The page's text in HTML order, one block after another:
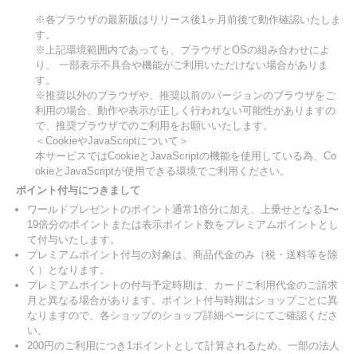
※各ブラウザの最新版はリリース後1ヶ月前後で動作確認いたしま
す。
※上記環境範囲内であっても、ブラウザとOSの組み合わせによ
り、 一部表示不具合や機能がご利用いただけない場合がありま
す。
※推奨以外のブラウザや、推奨以前のバージョンのブラウザをご
利用の場合、動作や表示が正しく行われない可能性がありますの
で、推奨ブラウザでのご利用をお願いいたします。
＜CookieやJavaScriptについて＞
本サービスではCookieとJavaScriptの機能を使用している為、Co
okieとJavaScriptが使用できる環境でご利用ください。
ポイント付与につきまして
ワールドプレゼントのポイント通常1倍分に加え、上乗せとなる1〜
19倍分のポイントまたは表示ポイント数をプレミアムポイントとし
て付与いたします。
プレミアムポイント付与の対象は、商品代金のみ（税・送料等を除
く）となります。
プレミアムポイントの付与予定時期は、カードご利用代金のご請求
月と異なる場合があります。ポイント付与時期はショップごとに異
なりますので、各ショップのショップ詳細ページにてご確認くださ
い。
200円のご利用につき1ポイントとして計算されるため、一部の法人